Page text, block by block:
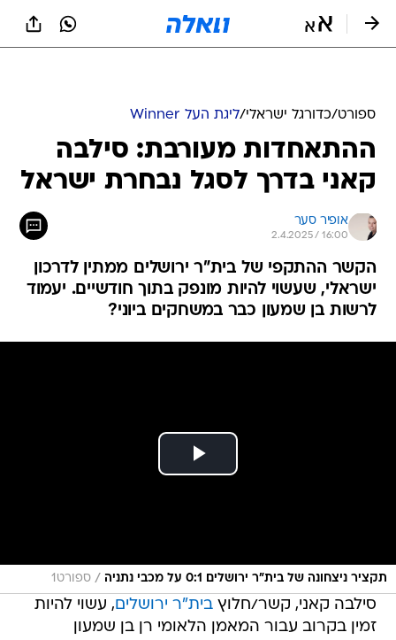
ספורט/כדורגל ישראלי/ליגת העל Winner
ההתאחדות מעורבת: סילבה
קאני בדרך לסגל נבחרת ישראל
אופיר סער
2.4.2025 / 16:00
הקשר ההתקפי של בית"ר ירושלים ממתין לדרכון
ישראלי, שעשוי להיות מונפק בתוך חודשיים. יעמוד
לרשות בן שמעון כבר במשחקים ביוני?
תקציר ניצחונה של בית"ר ירושלים 0:1 על מכבי נתניה / ספורט1
סילבה קאני, קשר/חלוץבית"ר ירושלים, עשוי להיות
זמין בקרוב עבור המאמן הלאומי רן בן שמעון